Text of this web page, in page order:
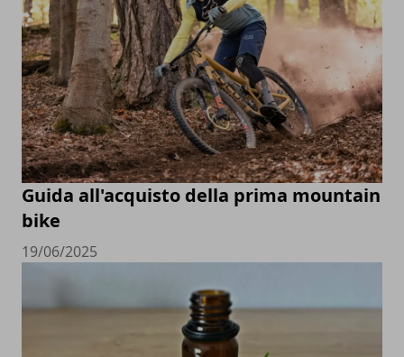
Guida all'acquisto della prima mountain
bike
19/06/2025